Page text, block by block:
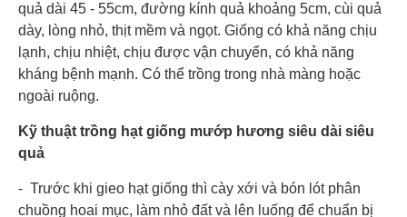
quả dài 45 - 55cm, đường kính quả khoảng 5cm, cùi quả
dày, lòng nhỏ, thịt mềm và ngọt. Giống có khả năng chịu
lạnh, chịu nhiệt, chịu được vận chuyển, có khả năng
kháng bệnh mạnh. Có thể trồng trong nhà màng hoặc
ngoài ruộng.
Kỹ thuật trồng hạt giống mướp hương siêu dài siêu
quả
- Trước khi gieo hạt giống thì cày xới và bón lót phân
chuồng hoai mục, làm nhỏ đất và lên luống để chuẩn bị